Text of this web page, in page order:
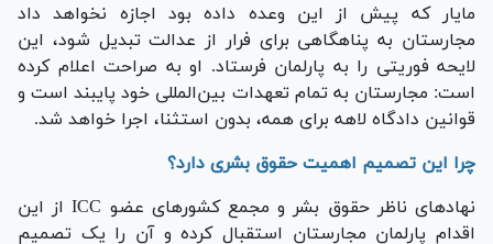
مایار که پیش از این وعده داده بود اجازه نخواهد داد
مجارستان به پناهگاهی برای فرار از عدالت تبدیل شود، این
لایحه فوریتی را به پارلمان فرستاد. او به صراحت اعلام کرده
است: مجارستان به تمام تعهدات بین‌المللی خود پایبند است و
قوانین دادگاه لاهه برای همه، بدون استثنا، اجرا خواهد شد.
چرا این تصمیم اهمیت حقوق بشری دارد؟
نهاد‌های ناظر حقوق بشر و مجمع کشور‌های عضو ICC از این
اقدام پارلمان مجارستان استقبال کرده و آن را یک تصمیم